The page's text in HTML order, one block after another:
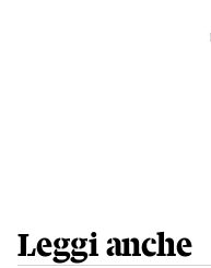
Leggi anche